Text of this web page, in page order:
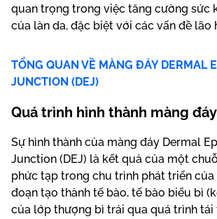
quan trọng trong việc tăng cường sức
của làn da, đặc biệt với các vấn đề lão
TỔNG QUAN VỀ MÀNG ĐÁY DERMAL
JUNCTION (DEJ)
Quá trình hình thành màng đáy
Sự hình thành của màng đáy Dermal
Junction (DEJ) là kết quả của một
phức tạp trong chu trình phát triển của
đoạn tạo thành tế bào, tế bào biểu bì
của lớp thượng bì trải qua quá trình tái